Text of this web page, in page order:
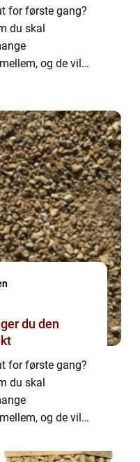
for første gang?
du skal
og de vil
du den
for første gang?
du skal
og de vil
med, og